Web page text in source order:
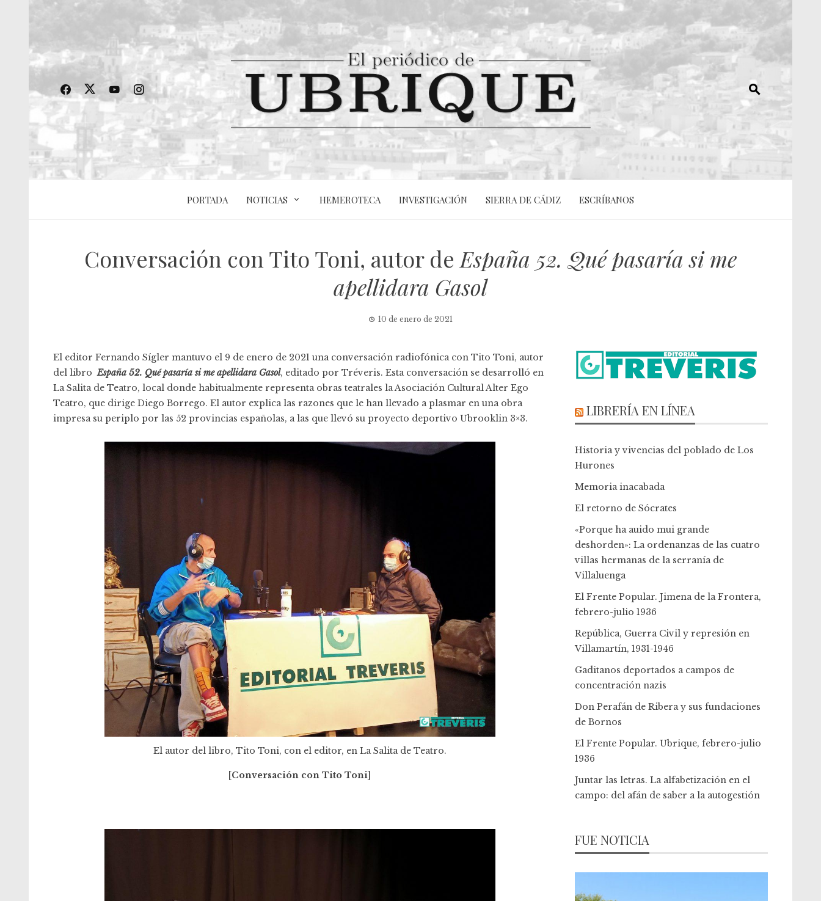
PORTADA NOTICIAS HEMEROTECA INVESTIGACIÓN SIERRA DE CÁDIZ ESCRÍBANOS
Conversación con Tito Toni, autor de España 52. Qué pasaría si me
apellidara Gasol
10 de enero de 2021
El editor Fernando Sígler mantuvo el 9 de enero de 2021 una conversación radiofónica con Tito Toni, autor
del libroEspaña 52. Qué pasaría si me apellidara Gasol, editado por Tréveris. Esta conversación se desarrolló en
La Salita de Teatro, local donde habitualmente representa obras teatrales laAsociación Cultural Alter Ego
Teatro, que dirige Diego Borrego. El autor explica las razones que le han llevado a plasmar en una obra
impresa su periplo por las 52 provincias españolas, a las que llevó su proyecto deportivo Ubrooklin 3×3.
El autor del libro, Tito Toni, con el editor, en La Salita de Teatro.
[Conversación con Tito Toni]
LIBRERÍA EN LÍNEA
Historia y vivencias del poblado de Los
Hurones
Memoria inacabada
El retorno de Sócrates
«Porque ha auido mui grande
deshorden»: La ordenanzas de las cuatro
villas hermanas de la serranía de
Villaluenga
El Frente Popular. Jimena de la Frontera,
febrero-julio 1936
República, Guerra Civil y represión en
Villamartín, 1931-1946
Gaditanos deportados a campos de
concentración nazis
Don Perafán de Ribera y sus fundaciones
de Bornos
El Frente Popular. Ubrique, febrero-julio
1936
Juntar las letras. La alfabetización en el
campo: del afán de saber a la autogestión
FUE NOTICIA